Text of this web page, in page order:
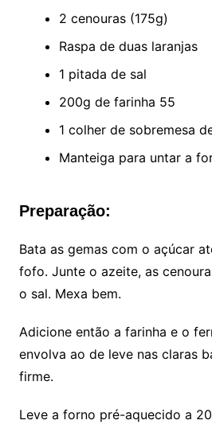
2 cenouras (175g)
Raspa de duas laranjas
1 pitada de sal
200g de farinha 55
1 colher de sobremesa
Manteiga para untar a
Preparação:
Bata as gemas com o açúcar
fofo. Junte o azeite, as
o sal. Mexa bem.
Adicione então a farinha e o
envolva ao de leve nas claras
firme.
Leve a forno pré-aquecido a